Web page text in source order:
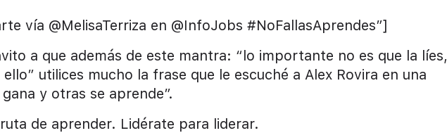
vía @MelisaTerriza en @InfoJobs #NoFallasAprendes”]
a que además de este mantra: “lo importante no es que la líes,
utilices mucho la frase que le escuché a Alex Rovira en una
y otras se aprende”.
de aprender. Lidérate para liderar.